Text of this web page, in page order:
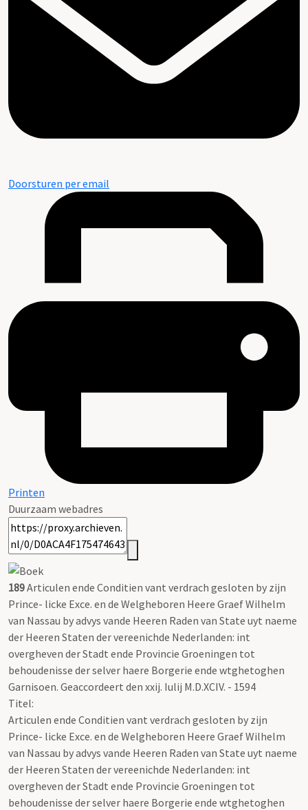
Doorsturen per email
Printen
Duurzaam webadres
189Articulen ende Conditien vant verdrach gesloten by zijn
Prince- licke Exce. en de Welgheboren Heere Graef Wilhelm
van Nassau by advys vande Heeren Raden van State uyt naeme
der Heeren Staten der vereenichde Nederlanden: int
overgheven der Stadt ende Provincie Groeningen tot
behoudenisse der selver haere Borgerie ende wtghetoghen
Garnisoen. Geaccordeert den xxij. Iulij M.D.XCIV. - 1594
Titel:
Articulen ende Conditien vant verdrach gesloten by zijn
Prince- licke Exce. en de Welgheboren Heere Graef Wilhelm
van Nassau by advys vande Heeren Raden van State uyt naeme
der Heeren Staten der vereenichde Nederlanden: int
overgheven der Stadt ende Provincie Groeningen tot
behoudenisse der selver haere Borgerie ende wtghetoghen